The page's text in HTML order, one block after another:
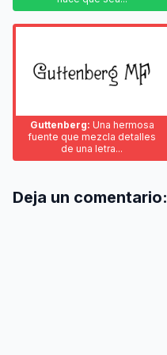
Guttenberg: Una hermosa
fuente que mezcla detalles
de una letra...
Deja un comentario: